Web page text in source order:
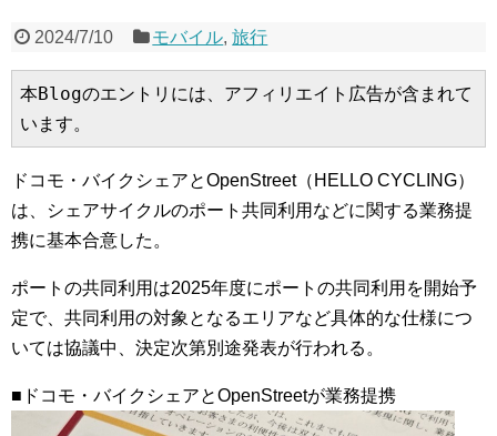
2024/7/10 モバイル,旅行
本Blogのエントリには、アフィリエイト広告が含まれて
います。
ドコモ・バイクシェアとOpenStreet（HELLO CYCLING）
は、シェアサイクルのポート共同利用などに関する業務提
携に基本合意した。
ポートの共同利用は2025年度にポートの共同利用を開始予
定で、共同利用の対象となるエリアなど具体的な仕様につ
いては協議中、決定次第別途発表が行われる。
■ドコモ・バイクシェアとOpenStreetが業務提携